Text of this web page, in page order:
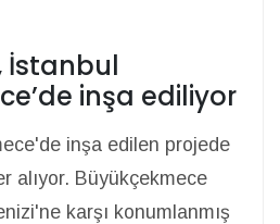
İstanbul
inşa ediliyor
inşa edilen projede
alıyor. Büyükçekmece
karşı konumlanmış